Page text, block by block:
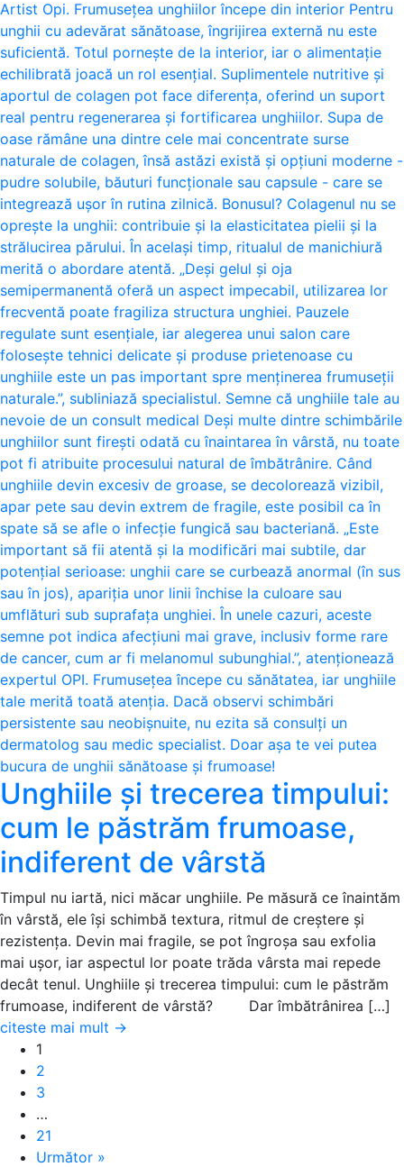
Unghiile și trecerea timpului:
cum le păstrăm frumoase,
indiferent de vârstă
Timpul nu iartă, nici măcar unghiile. Pe măsură ce înaintăm
în vârstă, ele își schimbă textura, ritmul de creștere și
rezistența. Devin mai fragile, se pot îngroșa sau exfolia
mai ușor, iar aspectul lor poate trăda vârsta mai repede
decât tenul. Unghiile și trecerea timpului: cum le păstrăm
frumoase, indiferent de vârstă? Dar îmbătrânirea […]
citeste mai mult →
1
2
3
…
21
Următor »